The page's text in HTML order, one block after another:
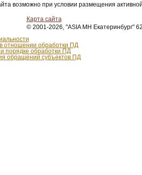
возможно при условии размещения
Карта сайта
© 2001-2026, "ASIA MH Екатеринбург"
отношении обработки ПД
порядке обработки ПД
обращений субъектов ПД